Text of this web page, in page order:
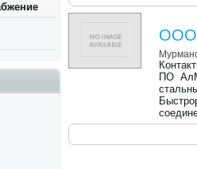
ПО